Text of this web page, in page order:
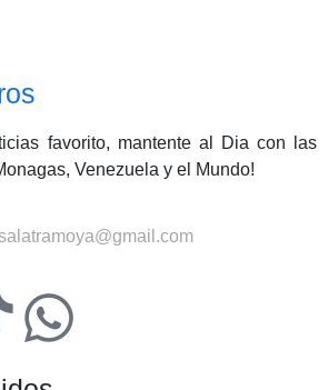
favorito, mantente al Dia con las
Venezuela y el Mundo!